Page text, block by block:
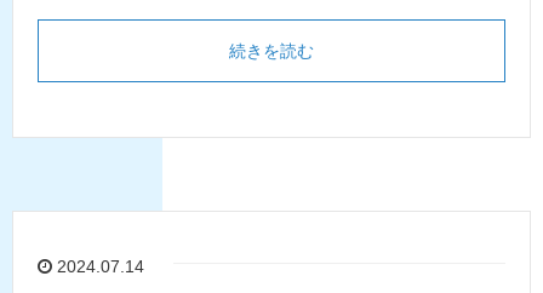
続きを読む
2024.07.14